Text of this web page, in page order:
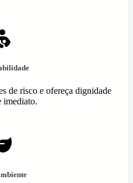
de risco e ofereça dignidade
imediato.